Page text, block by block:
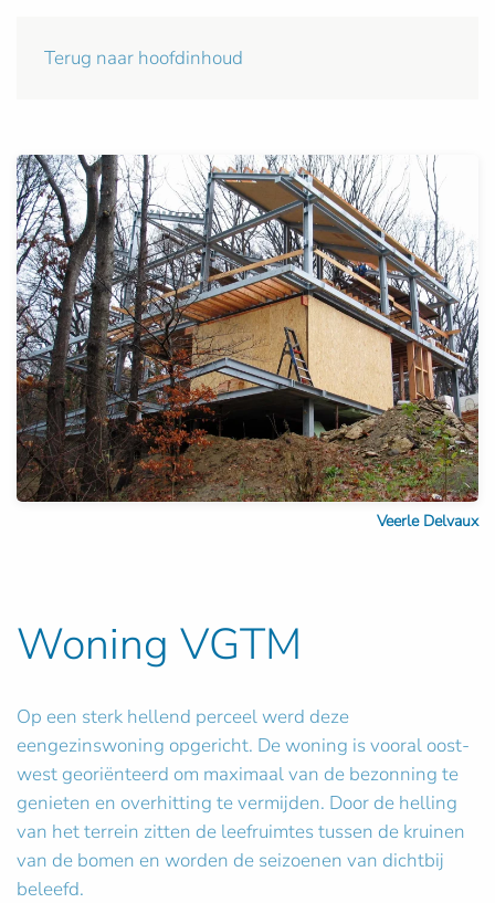
Terug naar hoofdinhoud
Veerle Delvaux
Woning VGTM
Op een sterk hellend perceel werd deze
eengezinswoning opgericht. De woning is vooral oost-
west georiënteerd om maximaal van de bezonning te
genieten en overhitting te vermijden. Door de helling
van het terrein zitten de leefruimtes tussen de kruinen
van de bomen en worden de seizoenen van dichtbij
beleefd.